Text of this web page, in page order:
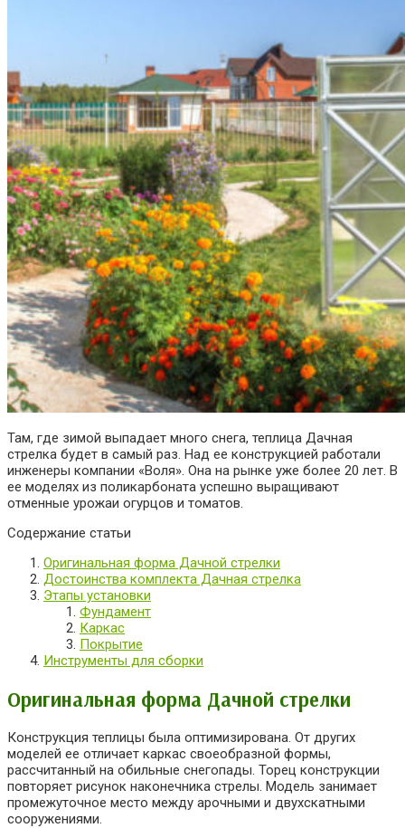
Там, где зимой выпадает много снега, теплица Дачная
стрелка будет в самый раз. Над ее конструкцией работали
инженеры компании «Воля». Она на рынке уже более 20 лет. В
ее моделях из поликарбоната успешно выращивают
отменные урожаи огурцов и томатов.
Содержание статьи
Оригинальная форма Дачной стрелки
Достоинства комплекта Дачная стрелка
Этапы установки
Фундамент
Каркас
Покрытие
Инструменты для сборки
Оригинальная форма Дачной стрелки
Конструкция теплицы была оптимизирована. От других
моделей ее отличает каркас своеобразной формы,
рассчитанный на обильные снегопады. Торец конструкции
повторяет рисунок наконечника стрелы. Модель занимает
промежуточное место между арочными и двухскатными
сооружениями.